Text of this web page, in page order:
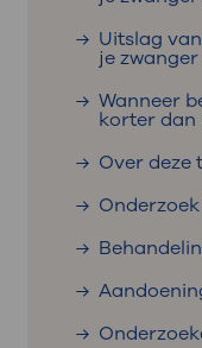
Uitslag
je
Wanneer
korter dan
Over deze